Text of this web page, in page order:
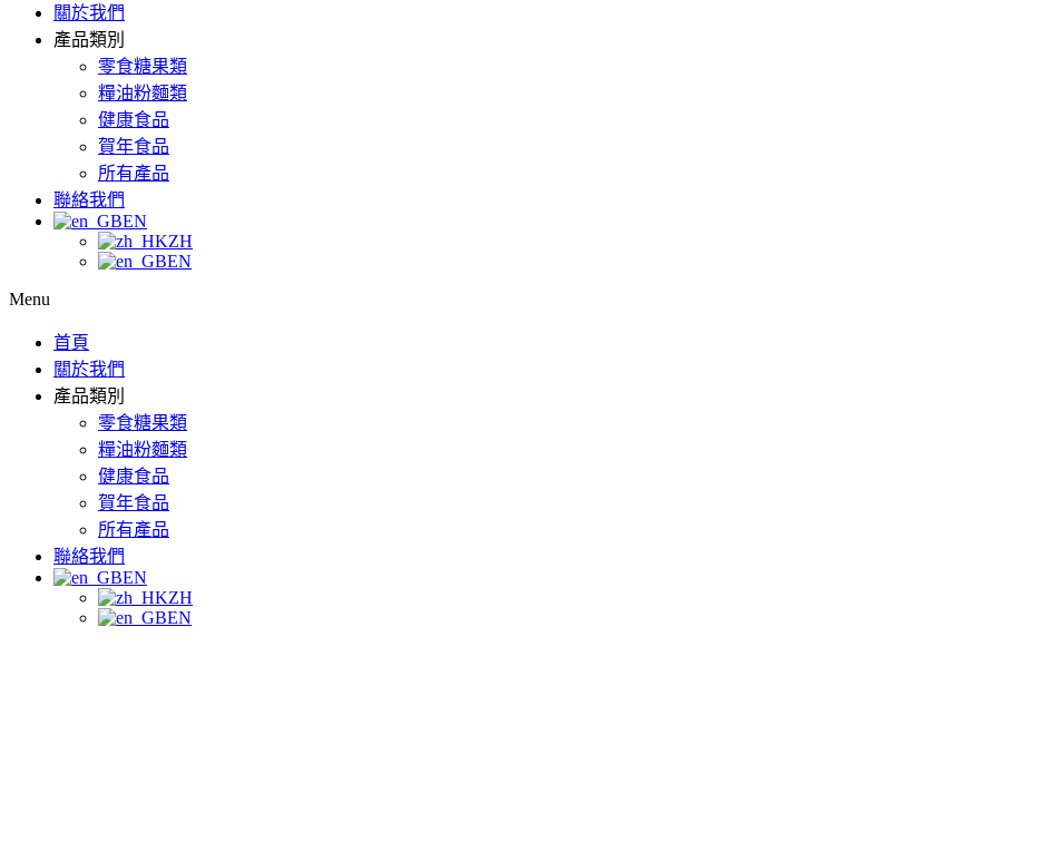
關於我們
產品類別
零食糖果類
糧油粉麵類
健康食品
賀年食品
所有產品
聯絡我們
EN
ZH
EN
Menu
首頁
關於我們
產品類別
零食糖果類
糧油粉麵類
健康食品
賀年食品
所有產品
聯絡我們
EN
ZH
EN